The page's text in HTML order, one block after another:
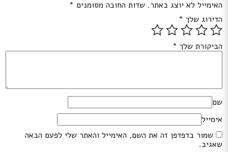
האימייל לא יוצג באתר. שדות החובה מסומנים *
הדירוג שלך *
הביקורת שלך *
שם
אימייל
שמור בדפדפן זה את השם, האימייל והאתר שלי לפעם הבאה
שאגיב.